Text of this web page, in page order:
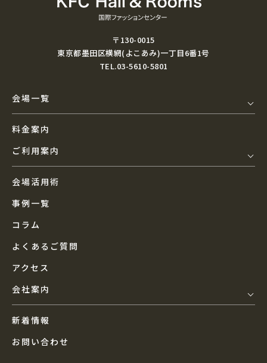
〒130-0015
東京都墨田区横網(よこあみ)一丁目6番1号
TEL.03-5610-5801
会場一覧
料金案内
ご利用案内
会場活用術
事例一覧
コラム
よくあるご質問
アクセス
会社案内
新着情報
お問い合わせ